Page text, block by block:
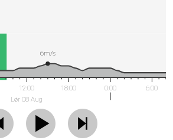
12:00
Lør 08 Aug
18:00 0:00 6:00
6m/s